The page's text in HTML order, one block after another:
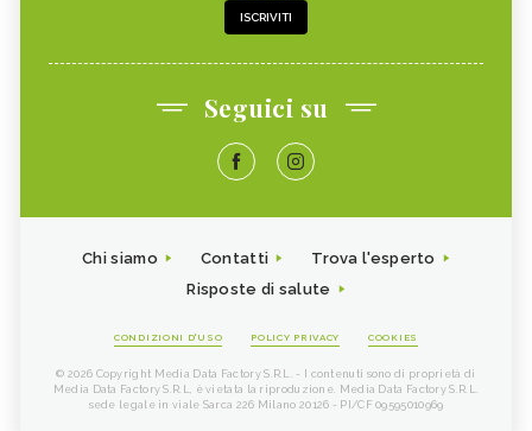
ISCRIVITI
Seguici su
Chi siamo Contatti
Trova l'esperto
Risposte di salute
CONDIZIONI D'USO POLICY PRIVACY COOKIES
© 2026 Copyright Media Data Factory S.R.L. - I contenuti sono di proprietà di
Media Data Factory S.R.L, è vietata la riproduzione. Media Data Factory S.R.L.
sede legale in viale Sarca 226 Milano 20126 - PI/CF 09595010969